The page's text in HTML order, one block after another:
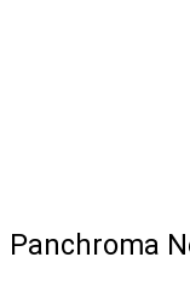
Panchroma